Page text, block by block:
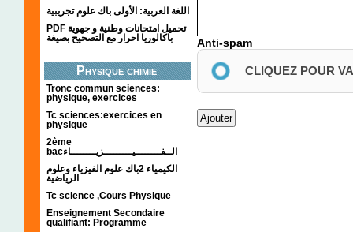
اللغة العربية: الأولى باك علوم تجريبية
PDF تحميل امتحانات وطنية و جهوية
باكالوريا احرار مع التصحيح بصيغة
Physique chimie
Tronc commun sciences:
physique, exercices
Tc sciences:exercices en
physique
2ème
bacالــفــــــــيـــــــــزيــــــــاء
الكيمياء 2باك علوم الفيزياء وعلوم
الرياضية
Tc science ,Cours Physique
Enseignement Secondaire
qualifiant: Programme
Anti-spam
CLIQUEZ POUR